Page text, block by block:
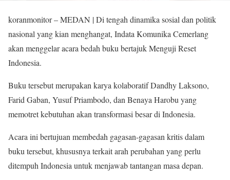
koranmonitor – MEDAN | Di tengah dinamika sosial dan politik
nasional yang kian menghangat, Indata Komunika Cemerlang
akan menggelar acara bedah buku bertajuk Menguji Reset
Indonesia.
Buku tersebut merupakan karya kolaboratif Dandhy Laksono,
Farid Gaban, Yusuf Priambodo, dan Benaya Harobu yang
memotret kebutuhan akan transformasi besar di Indonesia.
Acara ini bertujuan membedah gagasan-gagasan kritis dalam
buku tersebut, khususnya terkait arah perubahan yang perlu
ditempuh Indonesia untuk menjawab tantangan masa depan.